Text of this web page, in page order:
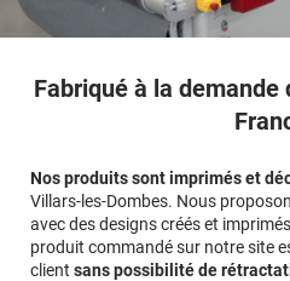
Fabriqué à la
Nos produits sont imprimés et
Villars-les-Dombes. Nous
avec des designs créés et
produit commandé sur notre site
client sans possibilité de